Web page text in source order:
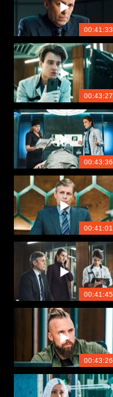
00:41:33
00:43:27
00:43:36
00:41:01
00:41:45
00:43:26